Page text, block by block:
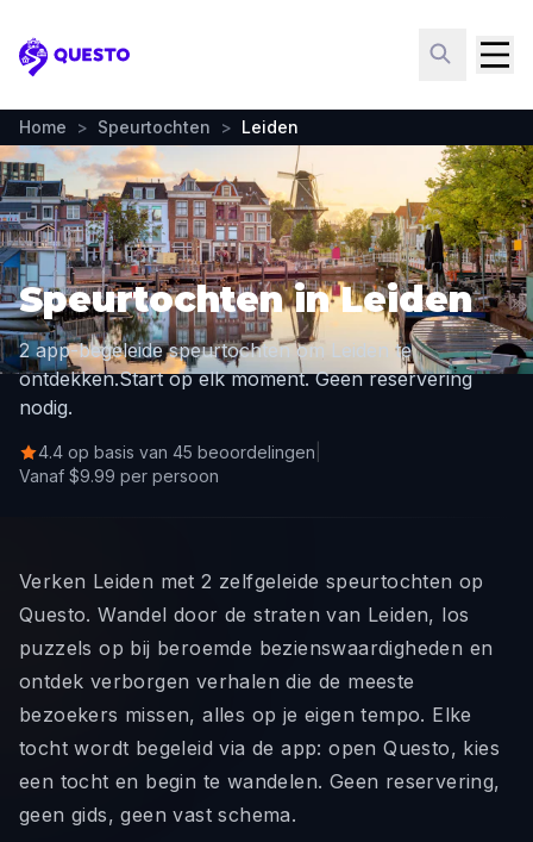
Questo
Home > Speurtochten > Leiden
Speurtochten in Leiden
2 app-begeleide speurtochten om Leiden te
ontdekken.Start op elk moment. Geen reservering
nodig.
4.4 op basis van 45 beoordelingen
Vanaf $9.99 per persoon
Verken Leiden met 2 zelfgeleide speurtochten op
Questo. Wandel door de straten van Leiden, los
puzzels op bij beroemde bezienswaardigheden en
ontdek verborgen verhalen die de meeste
bezoekers missen, alles op je eigen tempo. Elke
tocht wordt begeleid via de app: open Questo, kies
een tocht en begin te wandelen. Geen reservering,
geen gids, geen vast schema.